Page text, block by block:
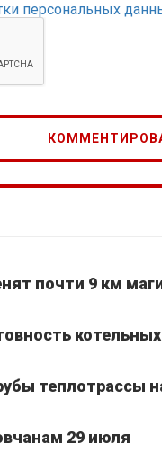
персональных
почти 9 км
теплотрассы
29 июля